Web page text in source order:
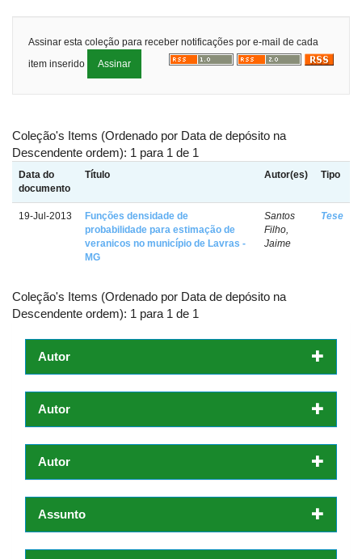
Assinar esta coleção para receber notificações por e-mail de cada
item inserido
Coleção's Items (Ordenado por Data de depósito na
Descendente ordem): 1 para 1 de 1
Data do
documento
Título Autor(es) Tipo
19-Jul-2013
Funções densidade de
probabilidade para estimação de
veranicos no município de Lavras -
MG
Santos
Filho,
Jaime
Tese
Coleção's Items (Ordenado por Data de depósito na
Descendente ordem): 1 para 1 de 1
Autor
Autor
Autor
Assunto